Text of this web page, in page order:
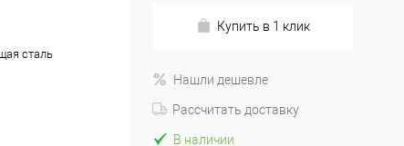
сталь
Купить в 1 клик
Нашли дешевле
Рассчитать доставку
В наличии